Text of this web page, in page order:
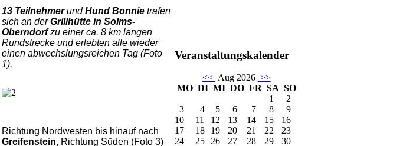
13 TeilnehmerundHund Bonnietrafen
sich an derGrillhütte in Solms-
Oberndorfzu einer ca. 8 km langen
Rundstrecke und erlebten alle wieder
einen abwechslungsreichen Tag (Foto
1).
Richtung Nordwesten bis hinauf nach
Greifenstein, Richtung Süden (Foto 3)
Veranstaltungskalender
<< Aug 2026 >>
MO DI MI DO FR SA SO
1
2
3
4 5 6 7 8
9
10
11 12 13 14 15
16
17
18 19 20 21 22
23
24
25 26 27 28 29
30